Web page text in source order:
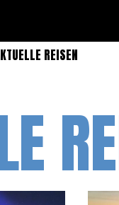
REISEN